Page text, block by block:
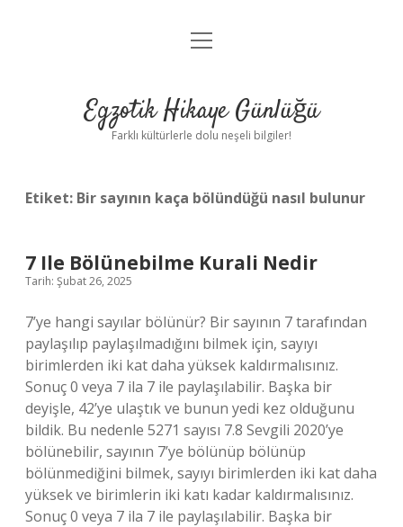
Anasayfa
Yasal Uyarı
menüyü
Egzotik Hikaye Günlüğü
Farklı kültürlerle dolu neşeli bilgiler!
Etiket: Bir sayının kaça bölündüğü nasıl bulunur
7 Ile Bölünebilme Kurali Nedir
Tarih: Şubat 26, 2025
7’ye hangi sayılar bölünür? Bir sayının 7 tarafından
paylaşılıp paylaşılmadığını bilmek için, sayıyı
birimlerden iki kat daha yüksek kaldırmalısınız.
Sonuç 0 veya 7 ila 7 ile paylaşılabilir. Başka bir
deyişle, 42’ye ulaştık ve bunun yedi kez olduğunu
bildik. Bu nedenle 5271 sayısı 7.8 Sevgili 2020’ye
bölünebilir, sayının 7’ye bölünüp bölünüp
bölünmediğini bilmek, sayıyı birimlerden iki kat daha
yüksek ve birimlerin iki katı kadar kaldırmalısınız.
Sonuç 0 veya 7 ila 7 ile paylaşılabilir. Başka bir